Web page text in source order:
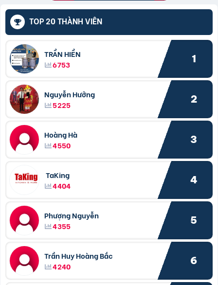
TOP 20 THÀNH VIÊN
TRẦN HIỀN
6753
1
Nguyễn Hưởng
5225
2
Hoàng Hà
4550
3
TaKing
4404
4
Phượng Nguyễn
4355
5
Trần Huy Hoàng Bắc
4240
6